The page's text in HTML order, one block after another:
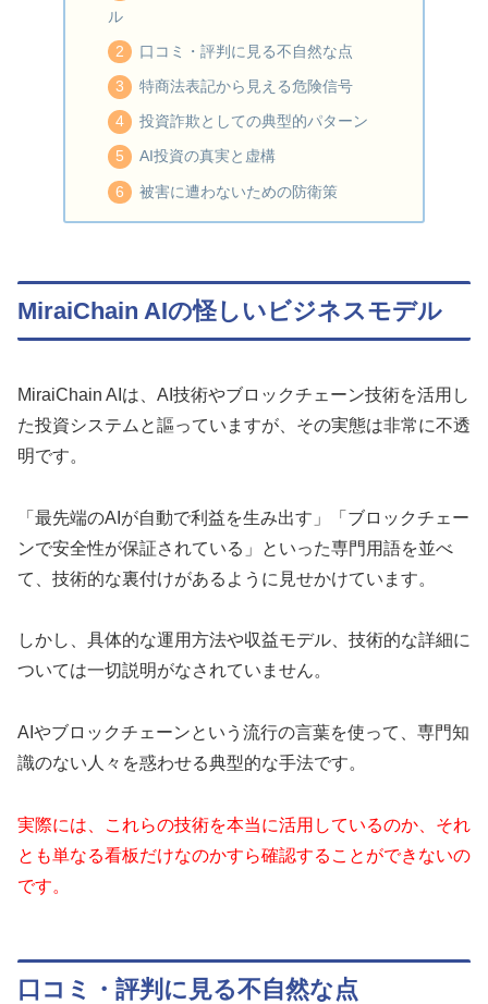
ル
口コミ・評判に見る不自然な点
特商法表記から見える危険信号
投資詐欺としての典型的パターン
AI投資の真実と虚構
被害に遭わないための防衛策
MiraiChain AIの怪しいビジネスモデル
MiraiChain AIは、AI技術やブロックチェーン技術を活用し
た投資システムと謳っていますが、その実態は非常に不透
明です。
「最先端のAIが自動で利益を生み出す」「ブロックチェー
ンで安全性が保証されている」といった専門用語を並べ
て、技術的な裏付けがあるように見せかけています。
しかし、具体的な運用方法や収益モデル、技術的な詳細に
ついては一切説明がなされていません。
AIやブロックチェーンという流行の言葉を使って、専門知
識のない人々を惑わせる典型的な手法です。
実際には、これらの技術を本当に活用しているのか、それ
とも単なる看板だけなのかすら確認することができないの
です。
口コミ・評判に見る不自然な点